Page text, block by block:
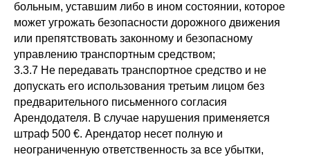
больным, уставшим либо в ином состоянии, которое
может угрожать безопасности дорожного движения
или препятствовать законному и безопасному
управлению транспортным средством;
3.3.7 Не передавать транспортное средство и не
допускать его использования третьим лицом без
предварительного письменного согласия
Арендодателя. В случае нарушения применяется
штраф 500 €. Арендатор несет полную и
неограниченную ответственность за все убытки,